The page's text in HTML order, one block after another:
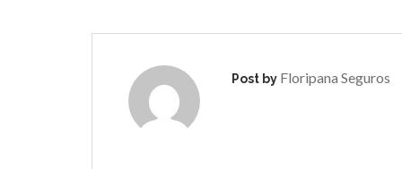
Post by Floripana Seguros